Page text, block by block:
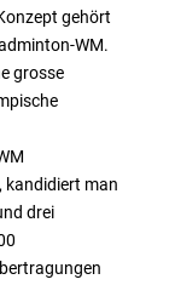
gehört
WM.
grosse
kandidiert man
drei